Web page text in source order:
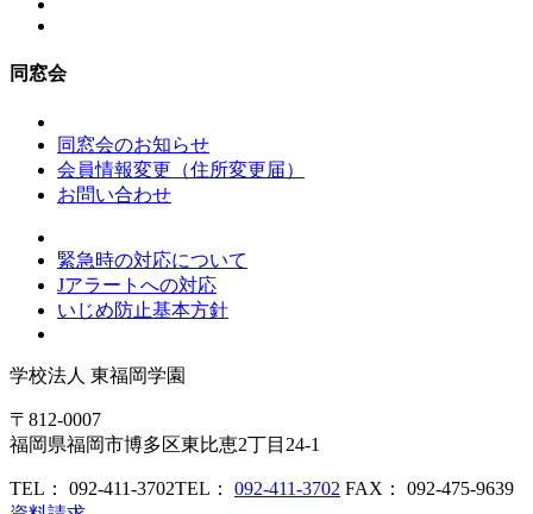
同窓会
同窓会のお知らせ
会員情報変更（住所変更届）
お問い合わせ
緊急時の対応について
Jアラートへの対応
いじめ防止基本方針
学校法人 東福岡学園
〒812-0007
福岡県福岡市博多区東比恵2丁目24-1
TEL： 092-411-3702TEL： 092-411-3702 FAX： 092-475-9639